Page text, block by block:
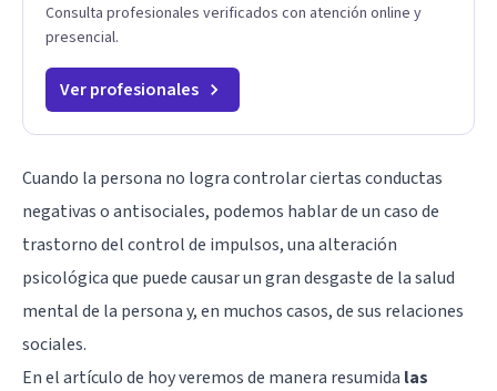
Consulta profesionales verificados con atención online y
presencial.
Ver profesionales
Cuando la persona no logra controlar ciertas conductas
negativas o antisociales, podemos hablar de un caso de
trastorno del control de impulsos, una alteración
psicológica que puede causar un gran desgaste de la salud
mental de la persona y, en muchos casos, de sus relaciones
sociales.
En el artículo de hoy veremos de manera resumida las